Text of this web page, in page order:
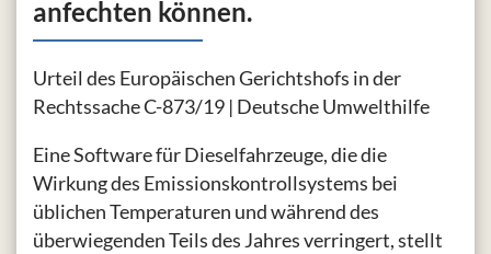
anfechten können.
Urteil des Europäischen Gerichtshofs in der
Rechtssache C-873/19 | Deutsche Umwelthilfe
Eine Software für Dieselfahrzeuge, die die
Wirkung des Emissionskontrollsystems bei
üblichen Temperaturen und während des
überwiegenden Teils des Jahres verringert, stellt